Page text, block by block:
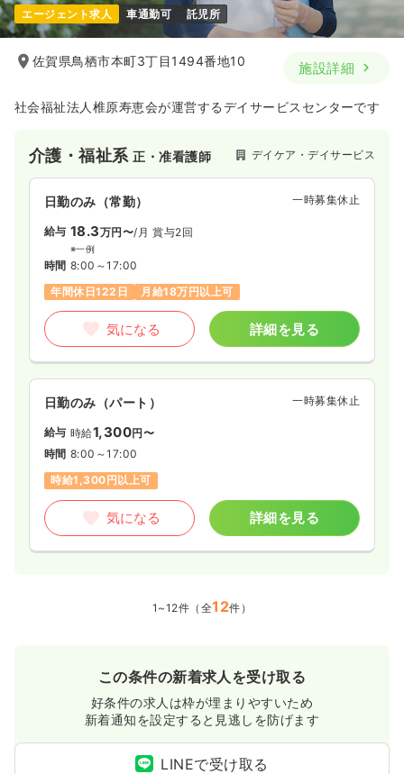
エージェント求人 車通勤可 託児所
佐賀県鳥栖市本町3丁目1494番地10 施設詳細
社会福祉法人椎原寿恵会が運営するデイサービスセンターです
介護・福祉系正・准看護師 デイケア・デイサービス
日勤のみ（常勤） 一時募集休止
給与 18.3万円〜/月 賞与2回
※一例
時間 8:00～17:00
年間休日122日
月給18万円以上可
気になる 詳細を見る
日勤のみ（パート） 一時募集休止
給与 時給1,300円〜
時間 8:00～17:00
時給1,300円以上可
気になる 詳細を見る
1~12件（全12件）
この条件の新着求人を受け取る
好条件の求人は枠が埋まりやすいため
新着通知を設定すると見逃しを防げます
LINEで受け取る